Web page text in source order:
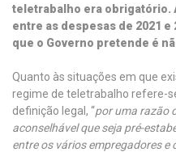
teletrabalho era obrigatório.
entre as despesas de 2021
que o Governo pretende é
Quanto às situações em que
regime de teletrabalho refere-
definição legal, “por uma razão
aconselhável que seja pré-
entre os vários empregadores